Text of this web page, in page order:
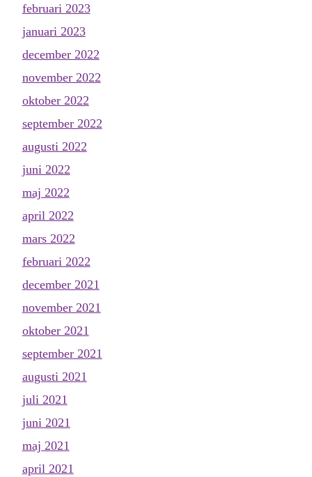
februari 2023
januari 2023
december 2022
november 2022
oktober 2022
september 2022
augusti 2022
juni 2022
maj 2022
april 2022
mars 2022
februari 2022
december 2021
november 2021
oktober 2021
september 2021
augusti 2021
juli 2021
juni 2021
maj 2021
april 2021